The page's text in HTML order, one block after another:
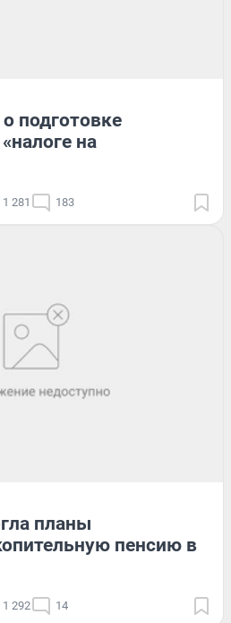
подготовке
на
1 281 183
планы
пенсию в
1 292 14